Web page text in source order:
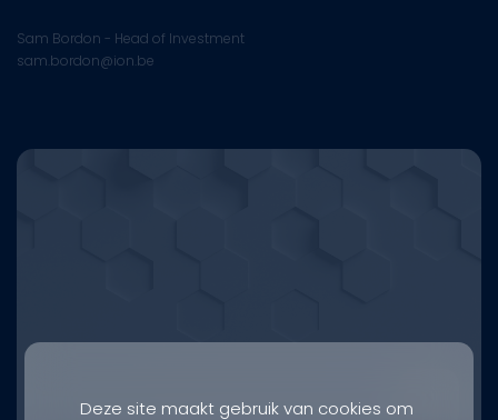
Sam Bordon - Head of Investment
sam.bordon@ion.be
Deze site maakt gebruik van cookies om